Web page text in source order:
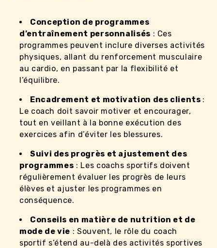
Conception de programmes
d’entraînement personnalisés : Ces
programmes peuvent inclure diverses activités
physiques, allant du renforcement musculaire
au cardio, en passant par la flexibilité et
l’équilibre.
Encadrement et motivation des clients :
Le coach doit savoir motiver et encourager,
tout en veillant à la bonne exécution des
exercices afin d’éviter les blessures.
Suivi des progrès et ajustement des
programmes : Les coachs sportifs doivent
régulièrement évaluer les progrès de leurs
élèves et ajuster les programmes en
conséquence.
Conseils en matière de nutrition et de
mode de vie : Souvent, le rôle du coach
sportif s’étend au-delà des activités sportives